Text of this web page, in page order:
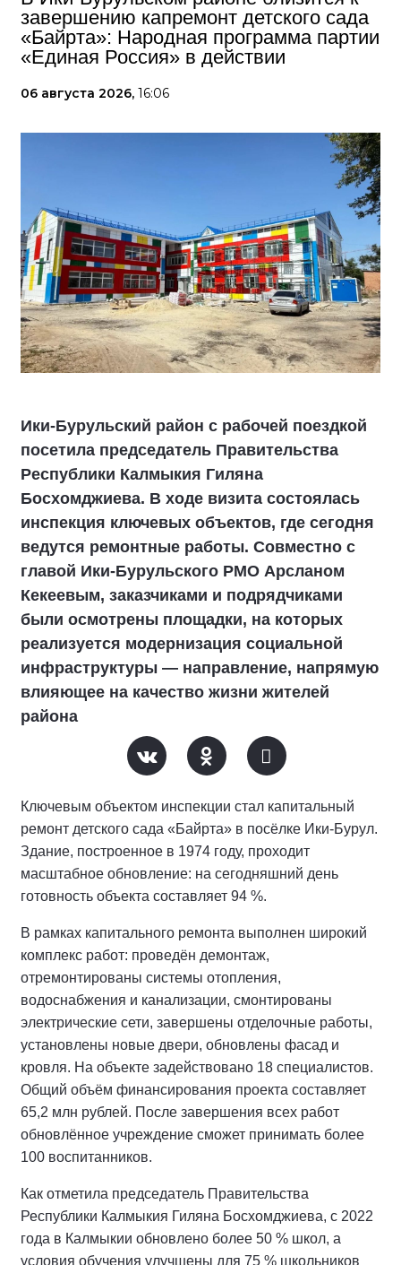
завершению капремонт детского сада
«Байрта»: Народная программа партии
«Единая Россия» в действии
06 августа 2026, 16:06
Ики‑Бурульский район с рабочей поездкой
посетила председатель Правительства
Республики Калмыкия Гиляна
Босхомджиева. В ходе визита состоялась
инспекция ключевых объектов, где сегодня
ведутся ремонтные работы. Совместно с
главой Ики‑Бурульского РМО Арсланом
Кекеевым, заказчиками и подрядчиками
были осмотрены площадки, на которых
реализуется модернизация социальной
инфраструктуры — направление, напрямую
влияющее на качество жизни жителей
района
Ключевым объектом инспекции стал капитальный
ремонт детского сада «Байрта» в посёлке Ики‑Бурул.
Здание, построенное в 1974 году, проходит
масштабное обновление: на сегодняшний день
готовность объекта составляет 94 %.
В рамках капитального ремонта выполнен широкий
комплекс работ: проведён демонтаж,
отремонтированы системы отопления,
водоснабжения и канализации, смонтированы
электрические сети, завершены отделочные работы,
установлены новые двери, обновлены фасад и
кровля. На объекте задействовано 18 специалистов.
Общий объём финансирования проекта составляет
65,2 млн рублей. После завершения всех работ
обновлённое учреждение сможет принимать более
100 воспитанников.
Как отметила председатель Правительства
Республики Калмыкия Гиляна Босхомджиева, с 2022
года в Калмыкии обновлено более 50 % школ, а
условия обучения улучшены для 75 % школьников